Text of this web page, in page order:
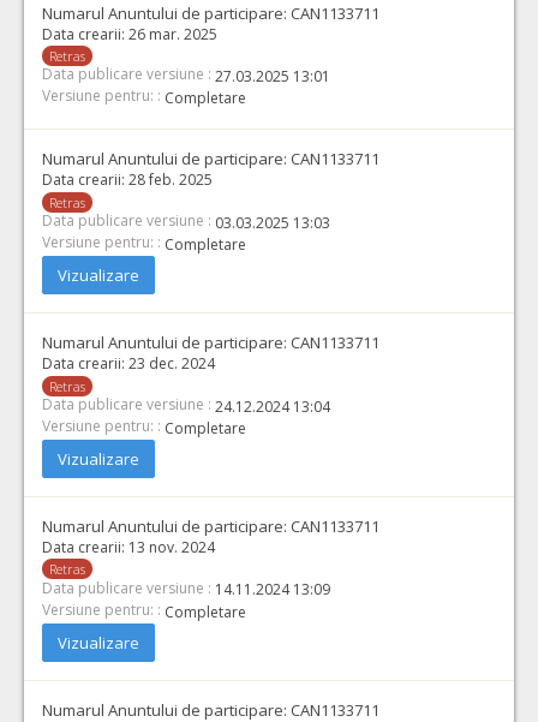
Numarul Anuntului de participare: CAN1133711
Data crearii: 26 mar. 2025
Retras
Data publicare versiune : 27.03.2025 13:01
Versiune pentru: : Completare
Numarul Anuntului de participare: CAN1133711
Data crearii: 28 feb. 2025
Retras
Data publicare versiune : 03.03.2025 13:03
Versiune pentru: : Completare
Vizualizare
Numarul Anuntului de participare: CAN1133711
Data crearii: 23 dec. 2024
Retras
Data publicare versiune : 24.12.2024 13:04
Versiune pentru: : Completare
Vizualizare
Numarul Anuntului de participare: CAN1133711
Data crearii: 13 nov. 2024
Retras
Data publicare versiune : 14.11.2024 13:09
Versiune pentru: : Completare
Vizualizare
Numarul Anuntului de participare: CAN1133711